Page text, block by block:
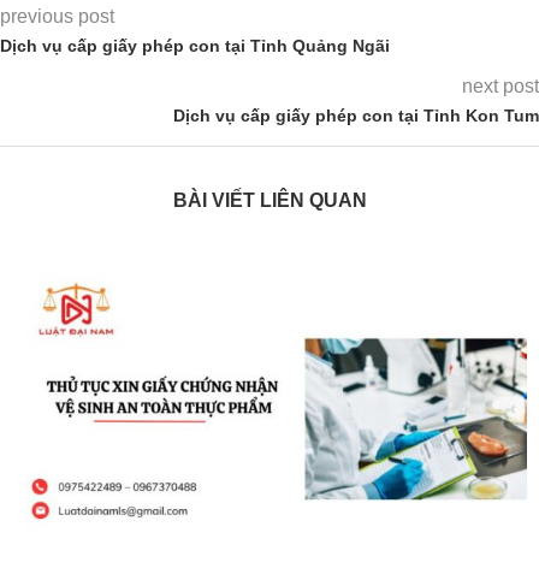
previous post
Dịch vụ cấp giấy phép con tại Tỉnh Quảng Ngãi
next post
Dịch vụ cấp giấy phép con tại Tỉnh Kon Tum
BÀI VIẾT LIÊN QUAN